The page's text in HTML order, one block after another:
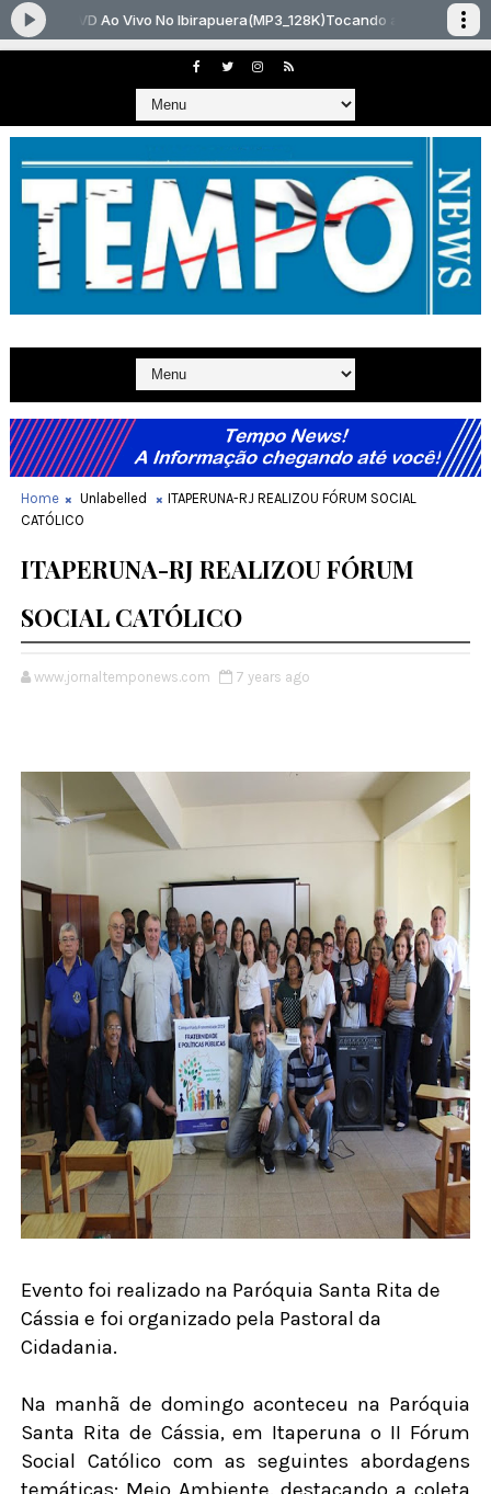
Home Unlabelled
ITAPERUNA-RJ REALIZOU FÓRUM SOCIAL
CATÓLICO
ITAPERUNA-RJ REALIZOU FÓRUM
SOCIAL CATÓLICO
www.jornaltemponews.com 7 years ago
Evento foi realizado na Paróquia Santa Rita de
Cássia e foi organizado pela Pastoral da
Cidadania.
Na manhã de domingo aconteceu na Paróquia
Santa Rita de Cássia, em Itaperuna o II Fórum
Social Católico com as seguintes abordagens